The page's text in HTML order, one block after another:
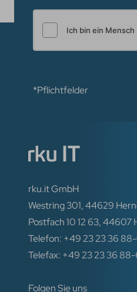
*Pflichtfelder
rku.it GmbH
Westring 301, 44629
Postfach 10 12 63, 44607
Telefon: +49 23 23 36
Telefax: +49 23 23 36
Folgen Sie uns